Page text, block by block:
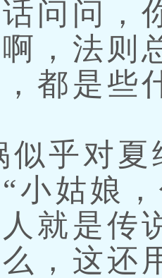
问问，
，法则
都是些
乎对夏
小姑娘
就是传
，这还